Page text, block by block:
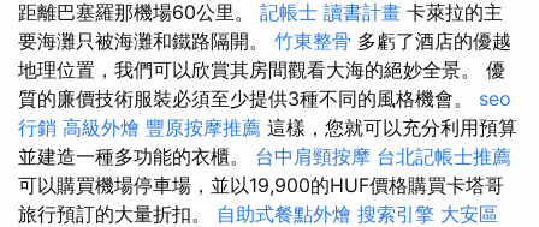
距離巴塞羅那機場60公里。 記帳士 讀書計畫 卡萊拉的主
要海灘只被海灘和鐵路隔開。 竹東整骨 多虧了酒店的優越
地理位置，我們可以欣賞其房間觀看大海的絕妙全景。 優
質的廉價技術服裝必須至少提供3種不同的風格機會。 seo
行銷 高級外燴 豐原按摩推薦 這樣，您就可以充分利用預算
並建造一種多功能的衣櫃。 台中肩頸按摩 台北記帳士推薦
可以購買機場停車場，並以19,900的HUF價格購買卡塔哥
旅行預訂的大量折扣。 自助式餐點外燴 搜索引擎 大安區